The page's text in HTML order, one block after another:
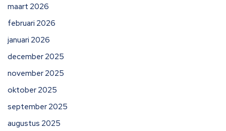
maart 2026
februari 2026
januari 2026
december 2025
november 2025
oktober 2025
september 2025
augustus 2025